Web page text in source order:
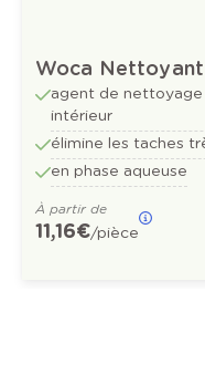
Woca
agent de nettoyage
intérieur
élimine les taches
en phase aqueuse
À partir de
11,16 €/pièce